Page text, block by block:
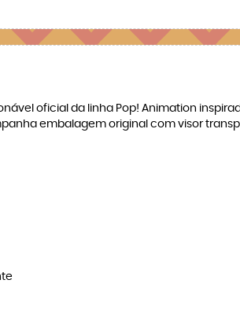
oficial da linha Pop! Animation
embalagem original com visor